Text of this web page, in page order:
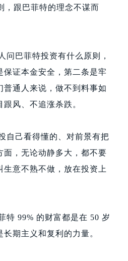
，跟巴菲特的理念不谋而
问巴菲特投资有什么原则，
保证本金安全，第二条是牢
普通人来说，做不到料事如
风、不追涨杀跌。
自己看得懂的、对前景有把
面，无论动静多大，都不要
生意不熟不做，放在投资上
特 99% 的财富都是在 50 岁
期主义和复利的力量。